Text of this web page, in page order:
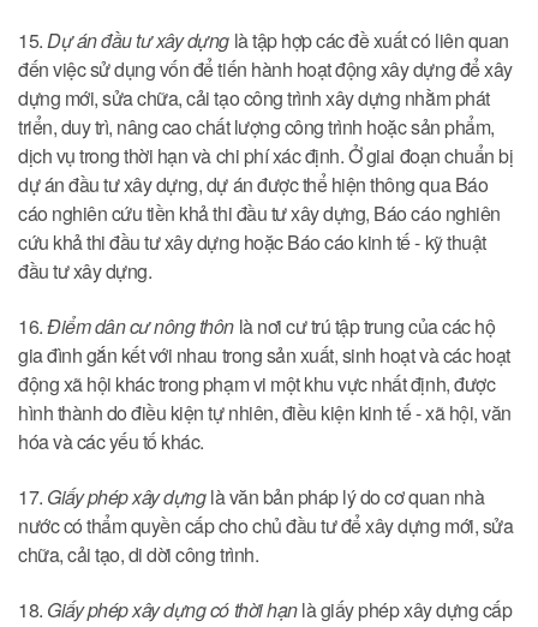
15.Dự án đầu tư xây dựng là tập hợp các đề xuất có liên quan
đến việc sử dụng vốn để tiến hành hoạt động xây dựng để xây
dựng mới, sửa chữa, cải tạo công trình xây dựng nhằm phát
triển, duy trì, nâng cao chất lượng công trình hoặc sản phẩm,
dịch vụ trong thời hạn và chi phí xác định. Ở giai đoạn chuẩn bị
dự án đầu tư xây dựng, dự án được thể hiện thông qua Báo
cáo nghiên cứu tiền khả thi đầu tư xây dựng, Báo cáo nghiên
cứu khả thi đầu tư xây dựng hoặc Báo cáo kinh tế - kỹ thuật
đầu tư xây dựng.
16.Điểm dân cư nông thôn là nơi cư trú tập trung của các hộ
gia đình gắn kết với nhau trong sản xuất, sinh hoạt và các hoạt
động xã hội khác trong phạm vi một khu vực nhất định, được
hình thành do điều kiện tự nhiên, điều kiện kinh tế - xã hội, văn
hóa và các yếu tố khác.
17. Giấy phép xây dựnglà văn bản pháp lý do cơ quan nhà
nước có thẩm quyền cấp cho chủ đầu tư để xây dựng mới, sửa
chữa, cải tạo, di dời công trình.
18. Giấy phép xây dựng có thời hạnlà giấy phép xây dựng cấp